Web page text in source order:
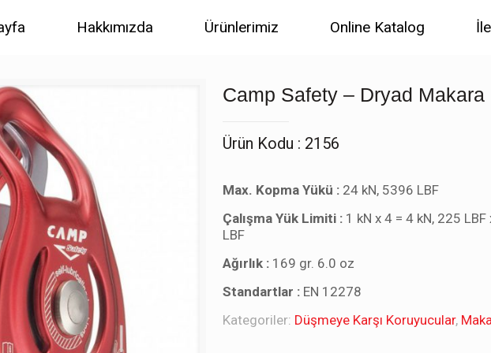
Hakkımızda Ürünlerimiz Online Katalog
Camp Safety – Dryad Makara
Ürün Kodu : 2156
Max. Kopma Yükü : 24 kN, 5396 LBF
Çalışma Yük Limiti : 1 kN x 4 = 4 kN, 225
LBF
Ağırlık : 169 gr. 6.0 oz
Standartlar : EN 12278
Kategoriler: Düşmeye Karşı Koruyucular,